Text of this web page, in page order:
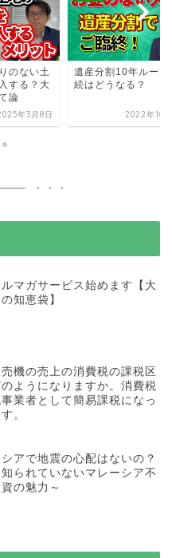
のない土
する？大
論
年3月8日
遺産分割10年ルール
続はどうなる？
2022年10
マガサービス始めます【大
知恵袋】
機の売上の消費税の課税区
ようになりますか。消費税
業者として簡易課税になっ
。
アで地震の心配はないの？
知られていないマレーシア不
の魅力～